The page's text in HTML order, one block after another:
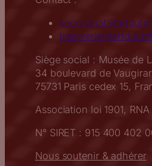
Siège social : Musée de
34 boulevard de
75731 Paris cedex 15,
Association loi 1901,
N° SIRET : 915 400 402
Nous soutenir & adhérer